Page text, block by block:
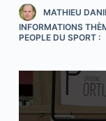
u
MATHIEU
INFORMATIONS
PEOPLE DU SPORT :